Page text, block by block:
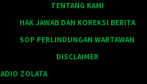
TENTANG KAMI
HAK JAWAB DAN KOREKSI BERITA
SOP PERLINDUNGAN WARTAWAN
DISCLAIMER
ZOLATA